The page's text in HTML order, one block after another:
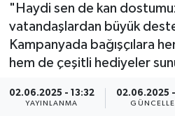
"Haydi sen de kan
vatandaşlardan büyük
Kampanyada bağışçılara
hem de çeşitli hediyeler
02.06.2025 - 13:32
YAYINLANMA
02.06.2025 -
Haber Arşivi